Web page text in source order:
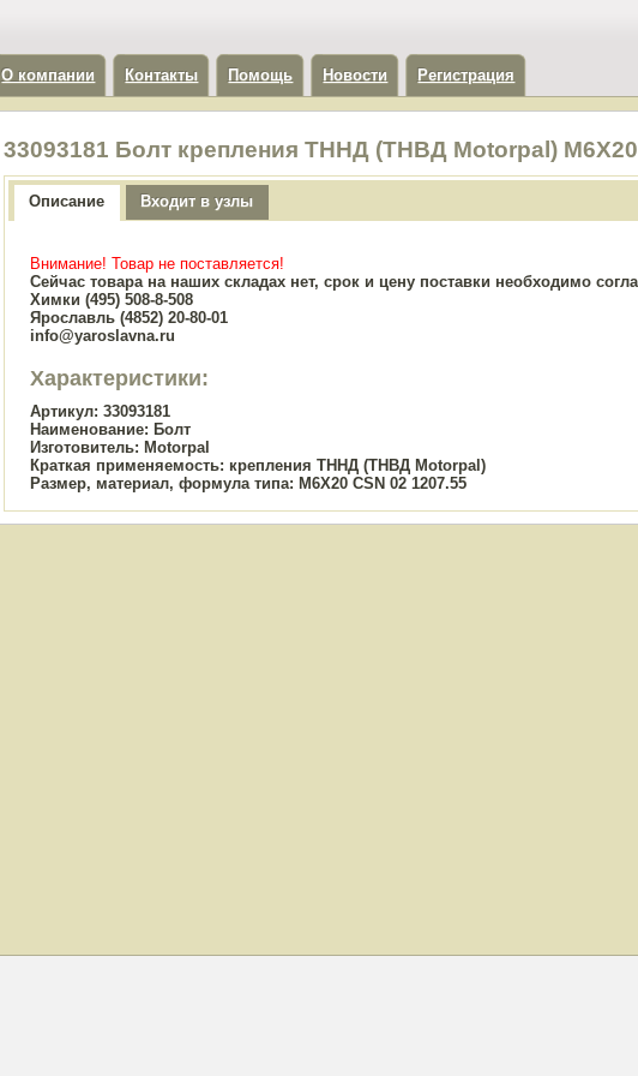
О компании Контакты Помощь Новости Регистрация
33093181 Болт крепления ТННД (ТНВД Motorpal) M6X20
Описание Входит в узлы
Внимание! Товар не поставляется!
Сейчас товара на наших складах нет, срок и цену поставки необходимо
Химки (495) 508-8-508
Ярославль (4852) 20-80-01
info@yaroslavna.ru
Характеристики:
Артикул: 33093181
Наименование: Болт
Изготовитель: Motorpal
Краткая применяемость: крепления ТННД (ТНВД Motorpal)
Размер, материал, формула типа: M6X20 CSN 02 1207.55